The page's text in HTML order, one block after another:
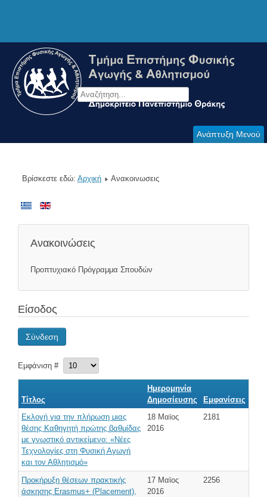
Ανάπτυξη Μενού
Βρίσκεστε εδώ: Αρχική Ανακοινωσεις
Ανακοινώσεις
Προπτυχιακό Πρόγραμμα Σπουδών
Είσοδος
Σύνδεση
Εμφάνιση #
Τίτλος
Ημερομηνία
Δημοσίευσης
Εμφανίσεις
Εκλογή για την πλήρωση μιας
θέσης Καθηγητή πρώτης βαθμίδας
με γνωστικό αντικείμενο: «Νέες
Τεχνολογίες στη Φυσική Αγωγή
και τον Αθλητισμό»
18 Μαϊος
2016
2181
Προκήρυξη θέσεων πρακτικής
άσκησης Erasmus+ (Placement),
17 Μαϊος
2016
2256